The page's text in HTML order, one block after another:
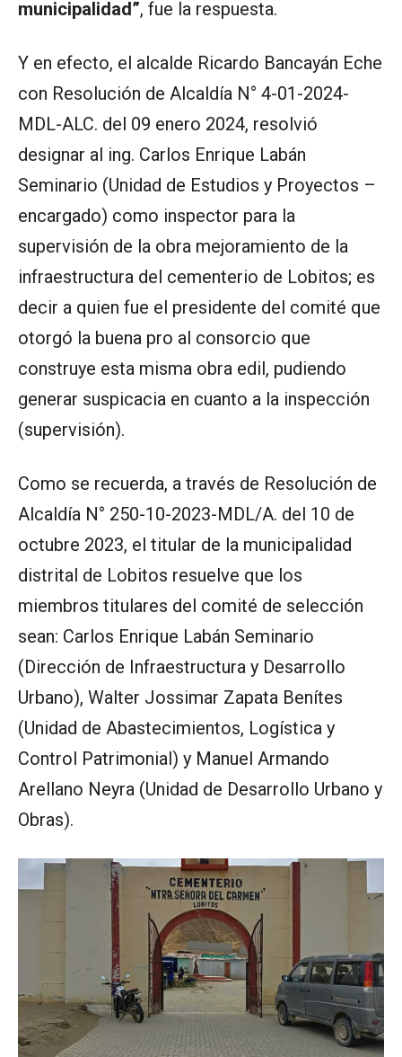
municipalidad”, fue la respuesta.
Y en efecto, el alcalde Ricardo Bancayán Eche
con Resolución de Alcaldía N° 4-01-2024-
MDL-ALC. del 09 enero 2024, resolvió
designar al ing. Carlos Enrique Labán
Seminario (Unidad de Estudios y Proyectos –
encargado) como inspector para la
supervisión de la obra mejoramiento de la
infraestructura del cementerio de Lobitos; es
decir a quien fue el presidente del comité que
otorgó la buena pro al consorcio que
construye esta misma obra edil, pudiendo
generar suspicacia en cuanto a la inspección
(supervisión).
Como se recuerda, a través de Resolución de
Alcaldía N° 250-10-2023-MDL/A. del 10 de
octubre 2023, el titular de la municipalidad
distrital de Lobitos resuelve que los
miembros titulares del comité de selección
sean: Carlos Enrique Labán Seminario
(Dirección de Infraestructura y Desarrollo
Urbano), Walter Jossimar Zapata Benítes
(Unidad de Abastecimientos, Logística y
Control Patrimonial) y Manuel Armando
Arellano Neyra (Unidad de Desarrollo Urbano y
Obras).